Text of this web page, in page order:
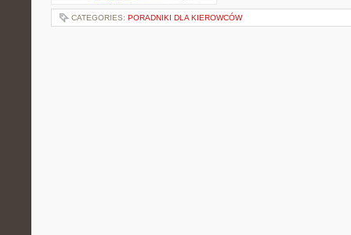
CATEGORIES: PORADNIKI DLA KIEROWCÓW